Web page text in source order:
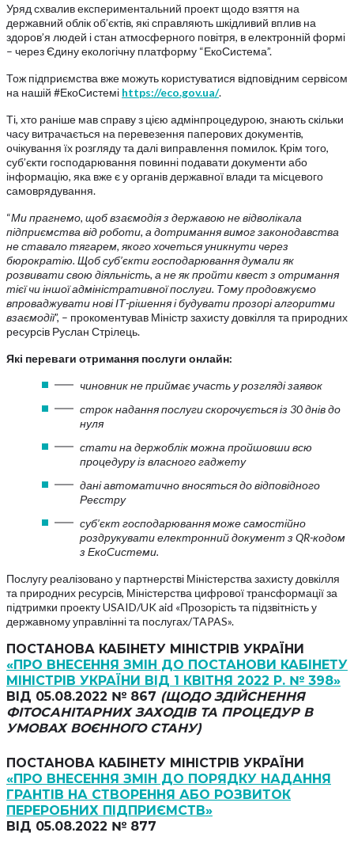
Уряд схвалив експериментальний проект щодо взяття на
державний облік об’єктів, які справляють шкідливий вплив на
здоров’я людей і стан атмосферного повітря, в електронній формі
– через Єдину екологічну платформу “ЕкоСистема”.
Тож підприємства вже можуть користуватися відповідним сервісом
на нашій #ЕкоСистемі https://eco.gov.ua/.
Ті, хто раніше мав справу з цією адмінпроцедурою, знають скільки
часу витрачається на перевезення паперових документів,
очікування їх розгляду та далі виправлення помилок. Крім того,
суб’єкти господарювання повинні подавати документи або
інформацію, яка вже є у органів державної влади та місцевого
самоврядування.
“Ми прагнемо, щоб взаємодія з державою не відволікала
підприємства від роботи, а дотримання вимог законодавства
не ставало тягарем, якого хочеться уникнути через
бюрократію. Щоб суб’єкти господарювання думали як
розвивати свою діяльність, а не як пройти квест з отримання
тієї чи іншої адміністративної послуги. Тому продовжуємо
впроваджувати нові ІТ-рішення і будувати прозорі алгоритми
взаємодії”, – прокоментував Міністр захисту довкілля та природних
ресурсів Руслан Стрілець.
Які переваги отримання послуги онлайн:
чиновник не приймає участь у розгляді заявок
строк надання послуги скорочується із 30 днів до
нуля
стати на держоблік можна пройшовши всю
процедуру із власного гаджету
дані автоматично вносяться до відповідного
Реєстру
суб’єкт господарювання може самостійно
роздрукувати електронний документ з QR-кодом
з ЕкоСистеми.
Послугу реалізовано у партнерстві Міністерства захисту довкілля
та природних ресурсів, Міністерства цифрової трансформації за
підтримки проекту USAID/UK aid «Прозорість та підзвітність у
державному управлінні та послугах/TAPAS».
ПОСТАНОВА КАБІНЕТУ МІНІСТРІВ УКРАЇНИ
«ПРО ВНЕСЕННЯ ЗМІН ДО ПОСТАНОВИ КАБІНЕТУ
МІНІСТРІВ УКРАЇНИ ВІД 1 КВІТНЯ 2022 Р. № 398»
ВІД 05.08.2022 № 867 (ЩОДО ЗДІЙСНЕННЯ
ФІТОСАНІТАРНИХ ЗАХОДІВ ТА ПРОЦЕДУР В
УМОВАХ ВОЄННОГО СТАНУ)
ПОСТАНОВА КАБІНЕТУ МІНІСТРІВ УКРАЇНИ
«ПРО ВНЕСЕННЯ ЗМІН ДО ПОРЯДКУ НАДАННЯ
ГРАНТІВ НА СТВОРЕННЯ АБО РОЗВИТОК
ПЕРЕРОБНИХ ПІДПРИЄМСТВ»
ВІД 05.08.2022 № 877